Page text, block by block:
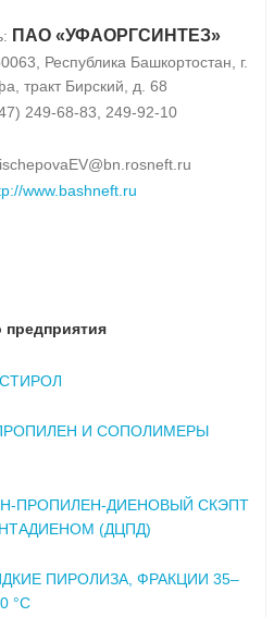
ПАО «УФАОРГСИНТЕЗ»
Республика Башкортостан, г.
тракт Бирский, д. 68
249-68-83, 249-92-10
www.bashneft.ru
предприятия
И СОПОЛИМЕРЫ
ПРОПИЛЕН-ДИЕНОВЫЙ СКЭПТ
(ДЦПД)
ПИРОЛИЗА, ФРАКЦИИ 35–
°С